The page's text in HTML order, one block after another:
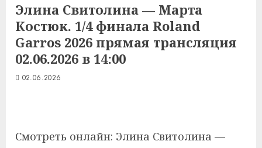
Элина Свитолина — Марта
Костюк. 1/4 финала Roland
Garros 2026 прямая трансляция
02.06.2026 в 14:00
02.06.2026
Смотреть онлайн: Элина Свитолина —